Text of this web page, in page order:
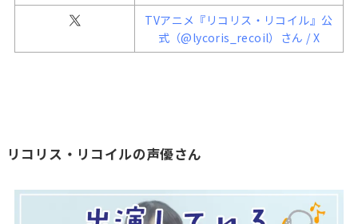
TVアニメ『リコリス・リコイル』公
式（@lycoris_recoil）さん / X
リコリス・リコイルの声優さん